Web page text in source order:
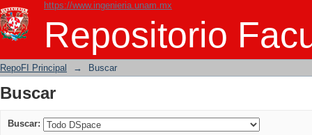
https://www.ingenieria.unam.mx
Repositorio
Buscar
RepoFI Principal → Buscar
Buscar
Buscar: